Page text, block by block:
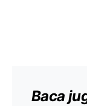
Baca